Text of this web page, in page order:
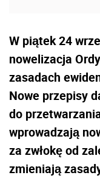
W piątek 24
nowelizacja
zasadach
Nowe przepisy
do
wprowadzają
za zwłokę od
zmieniają